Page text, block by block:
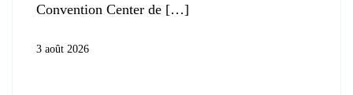
Convention Center de
3 août 2026